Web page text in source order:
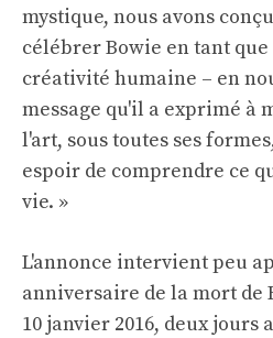
mystique, nous avons
célébrer Bowie en tant
créativité humaine – en
message qu'il a exprimé à
l'art, sous toutes ses
espoir de comprendre ce
vie. »
L'annonce intervient peu
anniversaire de la mort de
10 janvier 2016, deux jours